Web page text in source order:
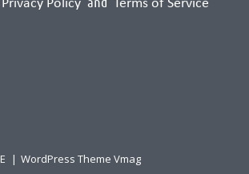
Policy Terms of Service
| WordPress Theme Vmag